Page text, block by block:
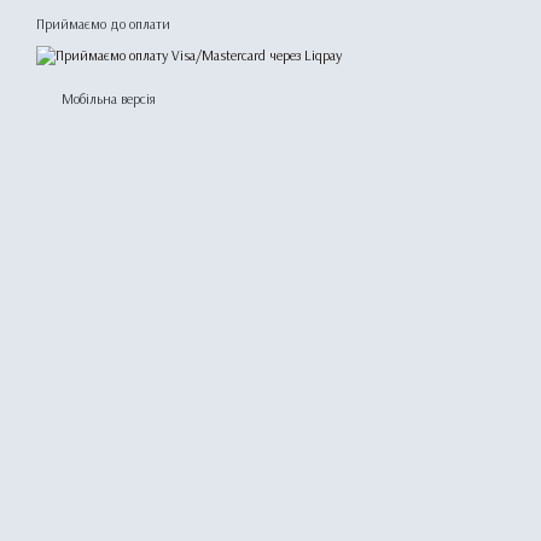
Приймаємо до оплати
Мобільна версія